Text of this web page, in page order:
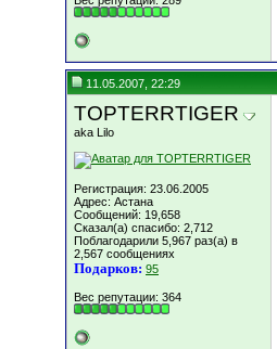
11.05.2007, 22:29
TOPTERRTIGER
aka Lilo
Регистрация: 23.06.2005
Адрес: Астана
Сообщений: 19,658
Сказал(а) спасибо: 2,712
Поблагодарили 5,967 раз(а) в
2,567 сообщениях
Подарков: 95
Вес репутации: 364